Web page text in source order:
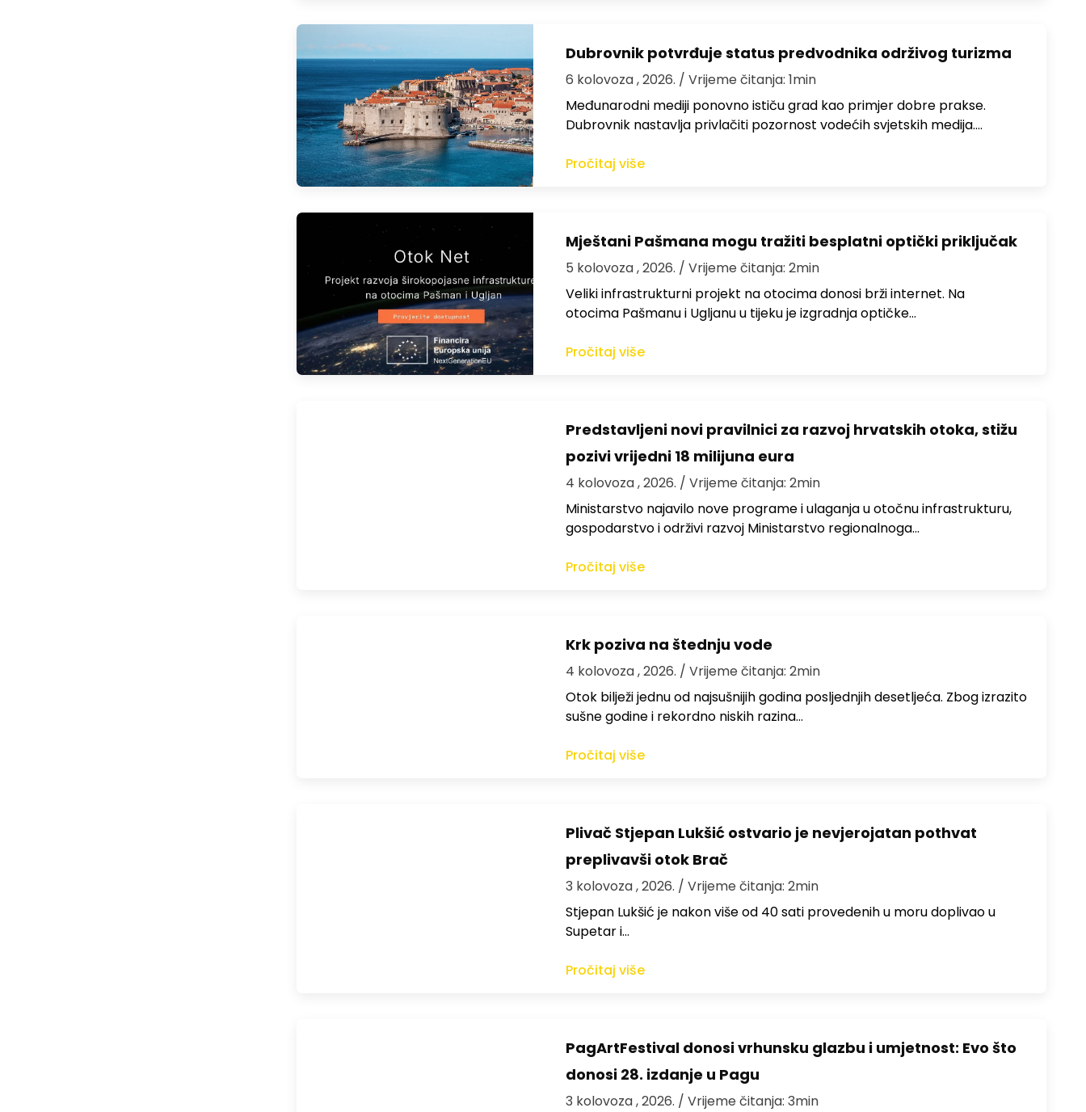
Dubrovnik potvrđuje status predvodnika održivog turizma
6 kolovoza , 2026. / Vrijeme čitanja: 1min
Međunarodni mediji ponovno ističu grad kao primjer dobre prakse.
Dubrovnik nastavlja privlačiti pozornost vodećih svjetskih medija.…
Pročitaj više
Mještani Pašmana mogu tražiti besplatni optički priključak
5 kolovoza , 2026. / Vrijeme čitanja: 2min
Veliki infrastrukturni projekt na otocima donosi brži internet. Na
otocima Pašmanu i Ugljanu u tijeku je izgradnja optičke…
Pročitaj više
Predstavljeni novi pravilnici za razvoj hrvatskih otoka, stižu
pozivi vrijedni 18 milijuna eura
4 kolovoza , 2026. / Vrijeme čitanja: 2min
Ministarstvo najavilo nove programe i ulaganja u otočnu infrastrukturu,
gospodarstvo i održivi razvoj Ministarstvo regionalnoga…
Pročitaj više
Krk poziva na štednju vode
4 kolovoza , 2026. / Vrijeme čitanja: 2min
Otok bilježi jednu od najsušnijih godina posljednjih desetljeća. Zbog izrazito
sušne godine i rekordno niskih razina…
Pročitaj više
Plivač Stjepan Lukšić ostvario je nevjerojatan pothvat
preplivavši otok Brač
3 kolovoza , 2026. / Vrijeme čitanja: 2min
St​jepan Lukšić je nakon više od 40 sati provedenih u moru doplivao u
Supetar i…
Pročitaj više
PagArtFestival donosi vrhunsku glazbu i umjetnost: Evo što
donosi 28. izdanje u Pagu
3 kolovoza , 2026. / Vrijeme čitanja: 3min